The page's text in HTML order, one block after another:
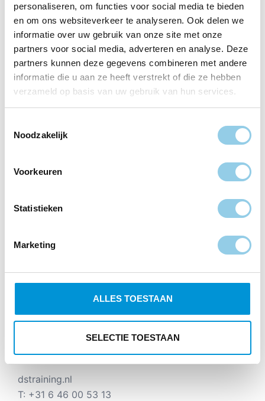
personaliseren, om functies voor social media te bieden
en om ons websiteverkeer te analyseren. Ook delen we
informatie over uw gebruik van onze site met onze
partners voor social media, adverteren en analyse. Deze
partners kunnen deze gegevens combineren met andere
informatie die u aan ze heeft verstrekt of die ze hebben
verzameld op basis van uw gebruik van hun services.
Noodzakelijk
Voorkeuren
Statistieken
Marketing
ALLES TOESTAAN
SELECTIE TOESTAAN
Personal training Roosendaal
Bootcamp Roosendaal
Small Group Training Roosendaal
Boksen Roosendaal
Categorieën
DSTraining
Recepten
Zoeken
dstraining.nl
T: +31 6 46 00 53 13